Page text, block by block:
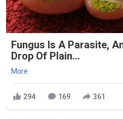
Fungus Is A Parasite,
Drop Of Plain...
More
294 169 361